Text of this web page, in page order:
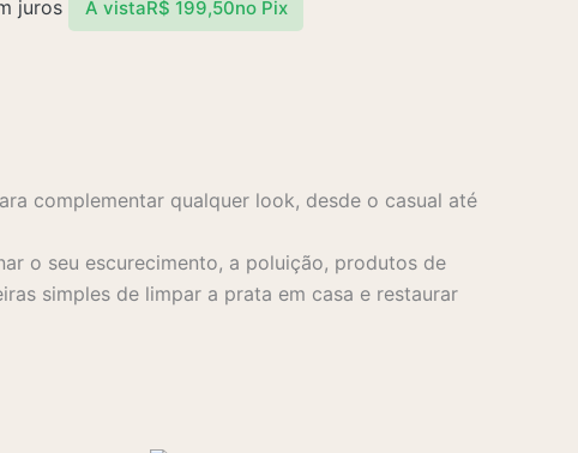
juros À vistaR$ 199,50no Pix
complementar qualquer look, desde o casual até
o seu escurecimento, a poluição, produtos de
simples de limpar a prata em casa e restaurar